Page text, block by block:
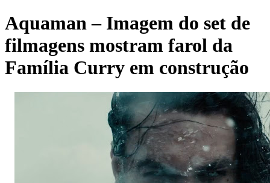
Aquaman – Imagem do set de
filmagens mostram farol da
Família Curry em construção